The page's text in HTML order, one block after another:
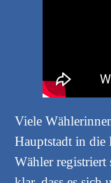
Viele
Hauptstadt in die
Wähler registriert